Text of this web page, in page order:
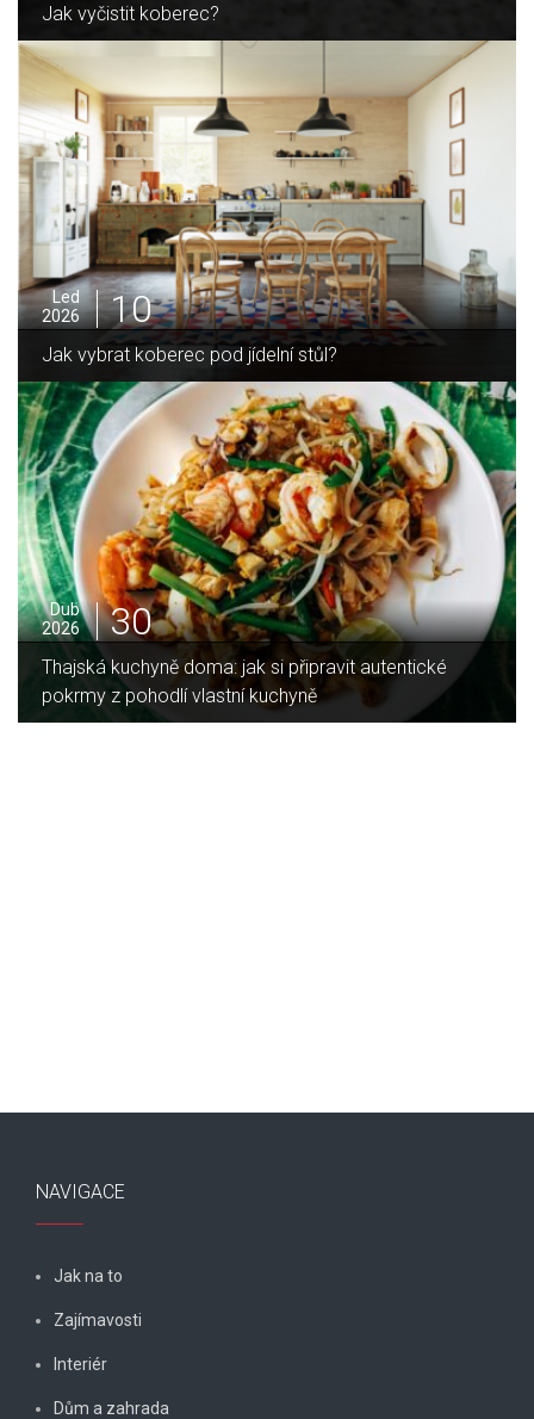
Jak sušit pomeranče a citrusy jednoduše
Pro
2025
05
Jak zvládnout vánoční úklid bez námahy
Led
2026
16
Jaký je rozdíl mezi indukční a sklokeramickou
deskou?
NAVIGACE
Jak na to
Zajímavosti
Interiér
Dům a zahrada